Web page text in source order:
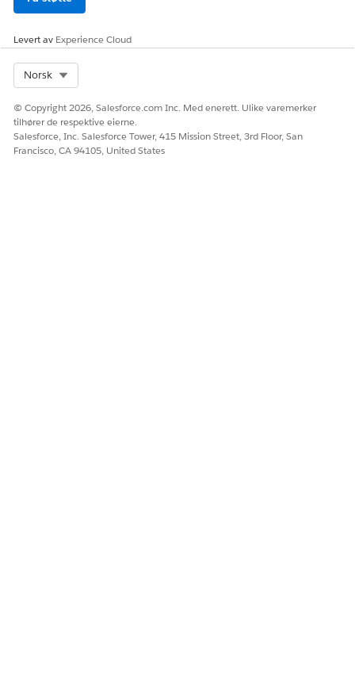
Levert av Experience Cloud
Norsk
© Copyright 2026, Salesforce.com Inc. Med enerett. Ulike varemerker
tilhører de respektive eierne.
Salesforce, Inc. Salesforce Tower, 415 Mission Street, 3rd Floor, San
Francisco, CA 94105, United States